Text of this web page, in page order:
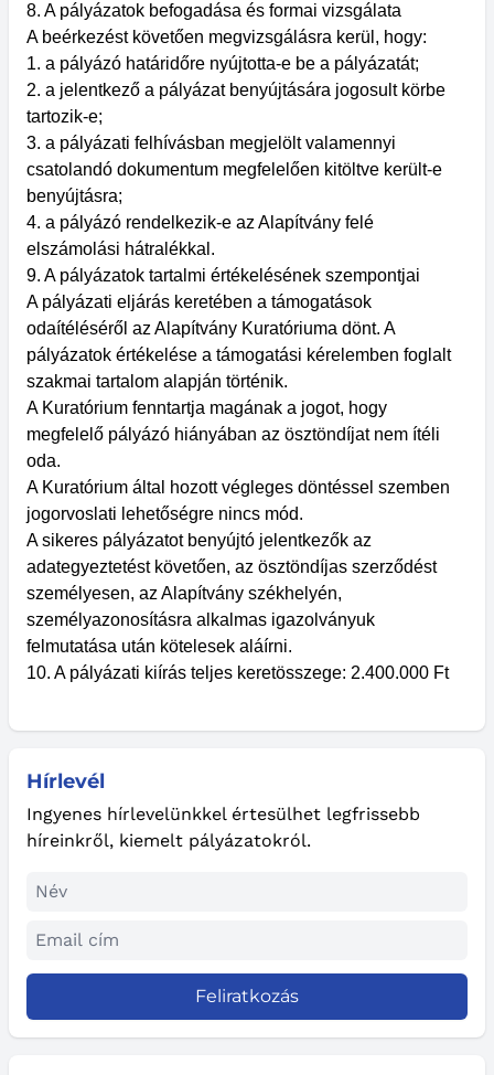
Hírlevél
Ingyenes hírlevelünkkel értesülhet legfrissebb
híreinkről, kiemelt pályázatokról.
Feliratkozás
8. A pályázatok befogadása és formai vizsgálata
A beérkezést követően megvizsgálásra kerül, hogy:
1. a pályázó határidőre nyújtotta-e be a pályázatát;
2. a jelentkező a pályázat benyújtására jogosult körbe
tartozik-e;
3. a pályázati felhívásban megjelölt valamennyi
csatolandó dokumentum megfelelően kitöltve került-e
benyújtásra;
4. a pályázó rendelkezik-e az Alapítvány felé
elszámolási hátralékkal.
9. A pályázatok tartalmi értékelésének szempontjai
A pályázati eljárás keretében a támogatások
odaítéléséről az Alapítvány Kuratóriuma dönt. A
pályázatok értékelése a támogatási kérelemben foglalt
szakmai tartalom alapján történik.
A Kuratórium fenntartja magának a jogot, hogy
megfelelő pályázó hiányában az ösztöndíjat nem ítéli
oda.
A Kuratórium által hozott végleges döntéssel szemben
jogorvoslati lehetőségre nincs mód.
A sikeres pályázatot benyújtó jelentkezők az
adategyeztetést követően, az ösztöndíjas szerződést
személyesen, az Alapítvány székhelyén,
személyazonosításra alkalmas igazolványuk
felmutatása után kötelesek aláírni.
10. A pályázati kiírás teljes keretösszege: 2.400.000 Ft